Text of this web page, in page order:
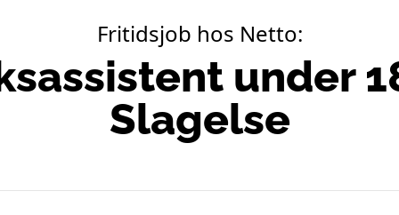
Fritidsjob hos Netto:
under
Slagelse